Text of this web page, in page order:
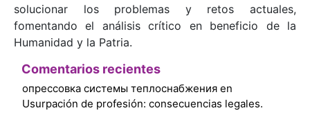
solucionar los problemas y retos actuales,
fomentando el análisis crítico en beneficio de la
Humanidad y la Patria.
Comentarios recientes
опрессовка системы теплоснабжения en
Usurpación de profesión: consecuencias legales.